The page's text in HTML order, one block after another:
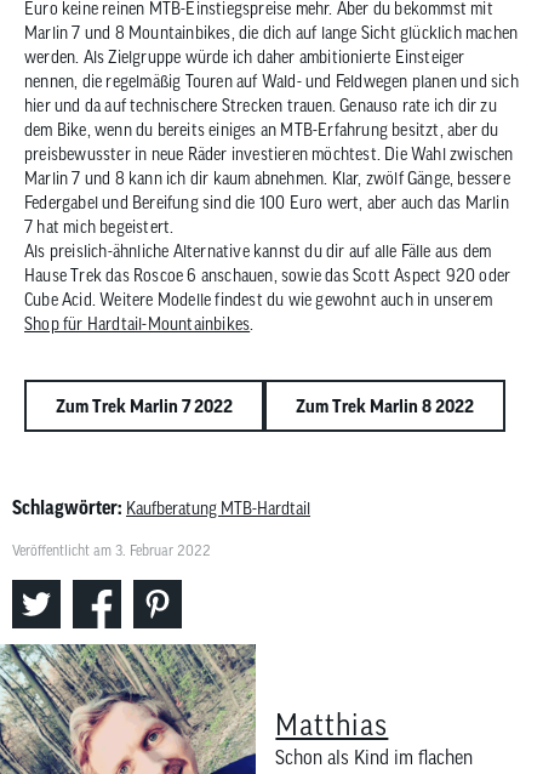
Euro keine reinen MTB-Einstiegspreise mehr. Aber du bekommst mit
Marlin 7 und 8 Mountainbikes, die dich auf lange Sicht glücklich machen
werden. Als Zielgruppe würde ich daher ambitionierte Einsteiger
nennen, die regelmäßig Touren auf Wald- und Feldwegen planen und sich
hier und da auf technischere Strecken trauen. Genauso rate ich dir zu
dem Bike, wenn du bereits einiges an MTB-Erfahrung besitzt, aber du
preisbewusster in neue Räder investieren möchtest. Die Wahl zwischen
Marlin 7 und 8 kann ich dir kaum abnehmen. Klar, zwölf Gänge, bessere
Federgabel und Bereifung sind die 100 Euro wert, aber auch das Marlin
7 hat mich begeistert.
Als preislich-ähnliche Alternative kannst du dir auf alle Fälle aus dem
Hause Trek das Roscoe 6 anschauen, sowie das Scott Aspect 920 oder
Cube Acid. Weitere Modelle findest du wie gewohnt auch in unserem
Shop für Hardtail-Mountainbikes
Zum Trek Marlin 7 2022 Zum Trek Marlin 8 2022
Schlagwörter: Kaufberatung MTB-Hardtail
Veröffentlicht am 3. Februar 2022
Matthias
Schon als Kind im flachen